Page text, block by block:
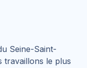
Seine-Saint-
travaillons le plus